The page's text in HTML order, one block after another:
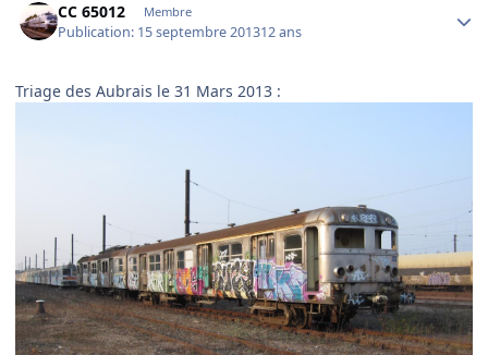
CC 65012 Membre
Publication: 15 septembre 201312 ans
Triage des Aubrais le 31 Mars 2013 :